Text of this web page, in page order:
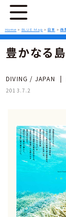
Home > BLUE Mag > 日本 > 西
豊かなる
DIVING / JAPAN |
2013.7.2